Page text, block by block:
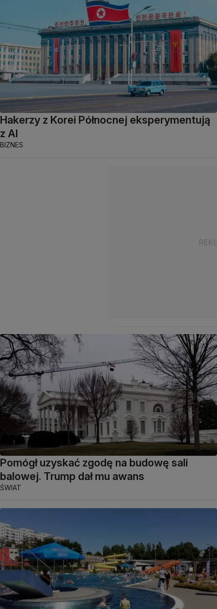
Hakerzy z Korei Północnej eksperymentują
z AI
BIZNES
Pomógł uzyskać zgodę na budowę sali
balowej. Trump dał mu awans
ŚWIAT